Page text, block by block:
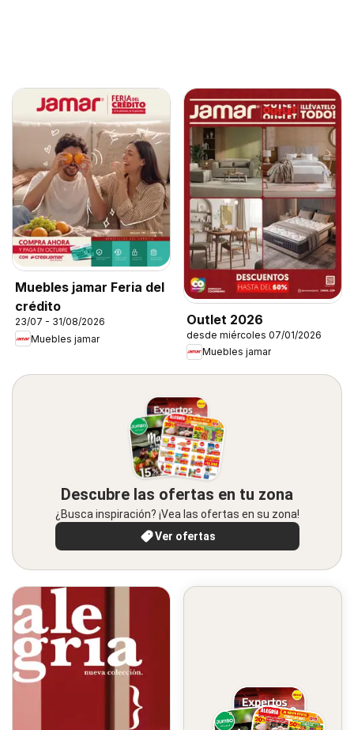
Muebles jamar Feria del
crédito
23/07 - 31/08/2026
Muebles jamar
Outlet 2026
desde miércoles 07/01/2026
Muebles jamar
Descubre las ofertas en tu zona
¿Busca inspiración? ¡Vea las ofertas en su zona!
Ver ofertas